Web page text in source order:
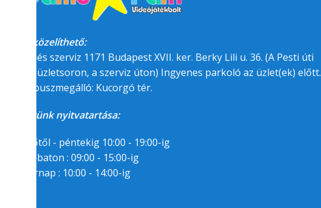
Segítségre van
Megközelíthető:
üzlet és szerviz 1171 Budapest XVII. ker. Berky Lili u. 36. (A Pesti úti
felőli üzletsoron, a szerviz úton) Ingyenes parkoló az üzlet(ek) előtt.
BKK buszmegálló: Kucorgó tér.
Üzletünk nyitvatartása:
Hétfőtől - péntekig 10:00 - 19:00-ig
Szombaton : 09:00 - 15:00-ig
Vasárnap : 10:00 - 14:00-ig